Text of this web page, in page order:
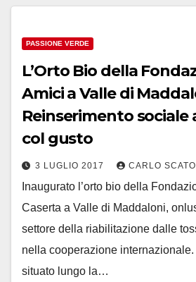
PASSIONE VERDE
L’Orto Bio della
Amici a Valle di
Reinserimento sociale
col gusto
3 LUGLIO 2017 CARLO
Inaugurato l’orto bio della
Caserta a Valle di Maddaloni,
settore della riabilitazione dalle
nella cooperazione internazionale.
situato lungo la…